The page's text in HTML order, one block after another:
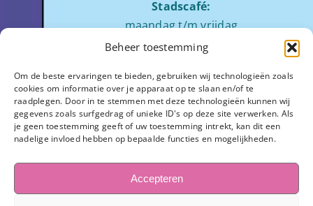
Beheer toestemming
Om de beste ervaringen te bieden, gebruiken wij technologieën zoals
cookies om informatie over je apparaat op te slaan en/of te
raadplegen. Door in te stemmen met deze technologieën kunnen wij
gegevens zoals surfgedrag of unieke ID's op deze site verwerken. Als
je geen toestemming geeft of uw toestemming intrekt, kan dit een
nadelige invloed hebben op bepaalde functies en mogelijkheden.
Accepteren
Stadscafé:
maandag t/m vrijdag
tussen 09:00 – 17:00 uur
Zaalverhuur:
ochtend: 08.00 tot 12.00
middag: 13.00 tot 17.00
avond:op aanvraag
Stadhuisplein 7
3811 LM Amersfoort
033-445 1654